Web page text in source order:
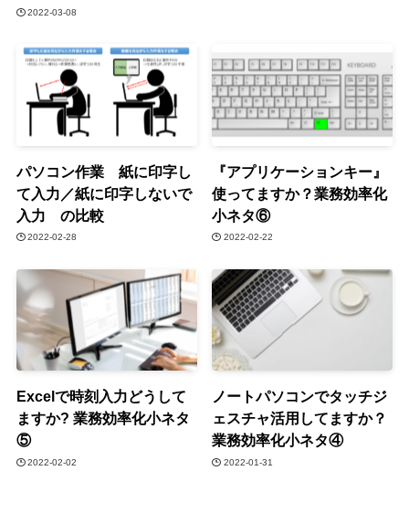
2022-03-08
パソコン作業 紙に印字し
て入力／紙に印字しないで
入力 の比較
2022-02-28
『アプリケーションキー』
使ってますか？業務効率化
小ネタ⑥
2022-02-22
Excelで時刻入力どうして
ますか? 業務効率化小ネタ
⑤
2022-02-02
ノートパソコンでタッチジ
ェスチャ活用してますか？
業務効率化小ネタ④
2022-01-31